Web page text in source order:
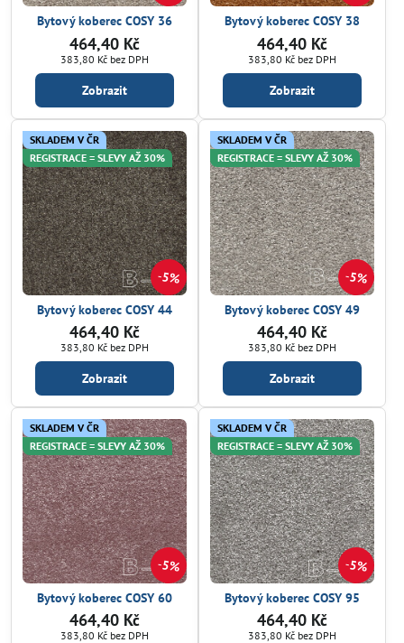
Bytový koberec COSY 36
464,40 Kč
383,80 Kč bez DPH
Zobrazit
Bytový koberec COSY 38
464,40 Kč
383,80 Kč bez DPH
Zobrazit
5%
SKLADEM V ČR
REGISTRACE = SLEVY AŽ 30%
Bytový koberec COSY 44
464,40 Kč
383,80 Kč bez DPH
Zobrazit
5%
SKLADEM V ČR
REGISTRACE = SLEVY AŽ 30%
Bytový koberec COSY 49
464,40 Kč
383,80 Kč bez DPH
Zobrazit
5%
SKLADEM V ČR
REGISTRACE = SLEVY AŽ 30%
Bytový koberec COSY 60
464,40 Kč
383,80 Kč bez DPH
5%
SKLADEM V ČR
REGISTRACE = SLEVY AŽ 30%
Bytový koberec COSY 95
464,40 Kč
383,80 Kč bez DPH